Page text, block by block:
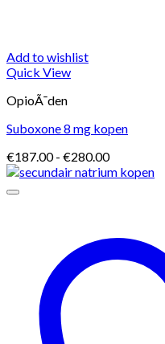
Add to wishlist
Quick View
OpioÃ¯den
Suboxone 8 mg kopen
€187.00 - €280.00Prijsklasse:
€187.00